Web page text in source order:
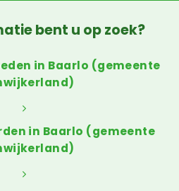
bent u op zoek?
in Baarlo (gemeente
in Baarlo (gemeente